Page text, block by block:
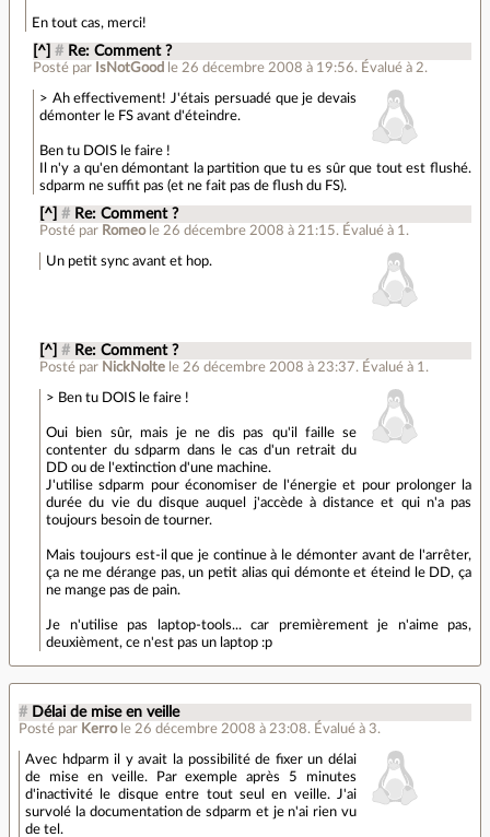
En tout cas, merci!
[^] # Re: Comment ?
Posté par IsNotGood le 26 décembre 2008 à 19:56.Évalué à 2.
> Ah effectivement! J'étais persuadé que je devais
démonter le FS avant d'éteindre.
Ben tu DOIS le faire !
Il n'y a qu'en démontant la partition que tu es sûr que tout est flushé.
sdparm ne suffit pas (et ne fait pas de flush du FS).
[^] # Re: Comment ?
Posté par Romeo le 26 décembre 2008 à 21:15. Évalué à 1 .
Un petit sync avant et hop.
[^] # Re: Comment ?
Posté par NickNolte le 26 décembre 2008 à 23:37. Évalué à 1 .
> Ben tu DOIS le faire !
Oui bien sûr, mais je ne dis pas qu'il faille se
contenter du sdparm dans le cas d'un retrait du
DD ou de l'extinction d'une machine.
J'utilise sdparm pour économiser de l'énergie et pour prolonger la
durée du vie du disque auquel j'accède à distance et qui n'a pas
toujours besoin de tourner.
Mais toujours est-il que je continue à le démonter avant de l'arrêter,
ça ne me dérange pas, un petit alias qui démonte et éteind le DD, ça
ne mange pas de pain.
Je n'utilise pas laptop-tools... car premièrement je n'aime pas,
deuxièment, ce n'est pas un laptop :p
# Délai de mise en veille
Posté par Kerro le 26 décembre 2008 à 23:08. Évalué à 3.
Avec hdparm il y avait la possibilité de fixer un délai
de mise en veille. Par exemple après 5 minutes
d'inactivité le disque entre tout seul en veille. J'ai
survolé la documentation de sdparm et je n'ai rien vu
de tel.